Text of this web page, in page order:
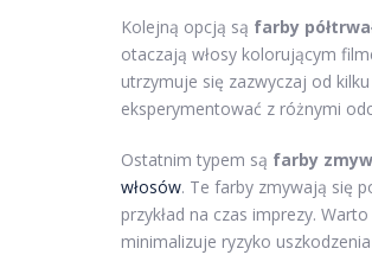
Kolejną opcją są farby
otaczają włosy kolorującym
utrzymuje się zazwyczaj od
eksperymentować z różnymi
Ostatnim typem są farby
włosów. Te farby zmywają się
przykład na czas imprezy.
minimalizuje ryzyko